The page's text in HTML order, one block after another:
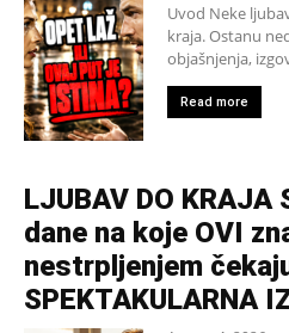
Uvod Neke
kraja. Ostanu
objašnjenja,
Read more
LJUBAV DO KRAJA
dane na koje OVI
nestrpljenjem
SPEKTAKULARNA